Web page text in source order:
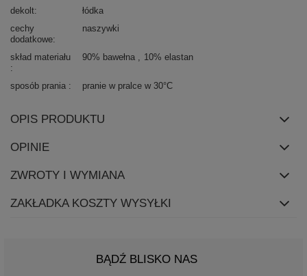
dekolt
łódka
cechy
dodatkowe
naszywki
skład materiału 90% bawełna 10% elastan
sposób prania pranie w pralce w 30°C
OPIS PRODUKTU
OPINIE
ZWROTY I WYMIANA
ZAKŁADKA KOSZTY WYSYŁKI
BĄDŹ BLISKO NAS